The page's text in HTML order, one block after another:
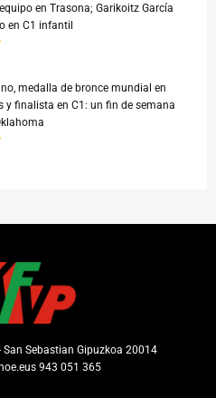
en Trasona; Garikoitz García
en C1 infantil
medalla de bronce mundial en
y finalista en C1: un fin de semana
Sebastian Gipuzkoa 20014
943 051 365